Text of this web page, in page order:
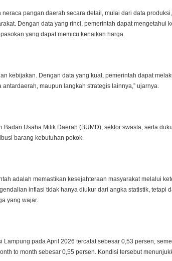
pangan daerah secara detail, mulai dari data produksi,
Dengan data yang rinci, pemerintah dapat mengetahui
yang dapat memicu kenaikan harga.
kebijakan. Dengan data yang kuat, pemerintah dapat
maupun langkah strategis lainnya,” ujarnya.
Usaha Milik Daerah (BUMD), sektor swasta, serta
barang kebutuhan pokok.
adalah memastikan kesejahteraan masyarakat melalui
inflasi tidak hanya diukur dari angka statistik, tetapi
yang wajar.
pada April 2026 tercatat sebesar 0,53 persen,
to month sebesar 0,55 persen. Kondisi tersebut